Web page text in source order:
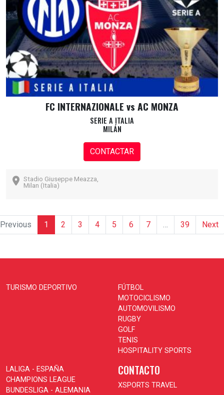
FC INTERNAZIONALE vs AC MONZA
SERIE A ITALIA
MILÁN
CONTACTAR
Stadio Giuseppe Meazza,
Milan (Italia)
Previous 1 (current)
2 3 4 5 6 7 … 39 Next
TURISMO DEPORTIVO
FÚTBOL
MOTOCICLISMO
AUTOMOVILISMO
RUGBY
GOLF
TENIS
HOSPITALITY SPORTS
LALIGA - ESPAÑA
CHAMPIONS LEAGUE
BUNDESLIGA - ALEMANIA
CONTACTO
XSPORTS TRAVEL